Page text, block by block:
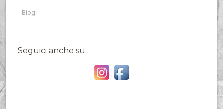
Blog
Seguici anche su…